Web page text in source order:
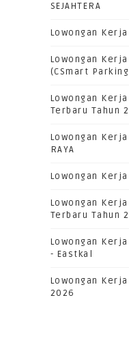
SEJAHTERA
Lowongan Kerja
Lowongan
(CSmart
Lowongan Kerja
Terbaru Tahun
Lowongan Kerja
RAYA
Lowongan Kerja
Lowongan Kerja
Terbaru Tahun
Lowongan
- Eastkal
Lowongan
2026